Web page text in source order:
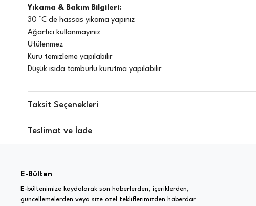
Yıkama & Bakım Bilgileri:
30 °C de hassas yıkama yapınız
Ağartıcı kullanmayınız
Ütülenmez
Kuru temizleme yapılabilir
Düşük ısıda tamburlu kurutma yapılabilir
Taksit Seçenekleri
Teslimat ve İade
E-Bülten
E-bültenimize kaydolarak son haberlerden, içeriklerden,
güncellemelerden veya size özel tekliflerimizden haberdar